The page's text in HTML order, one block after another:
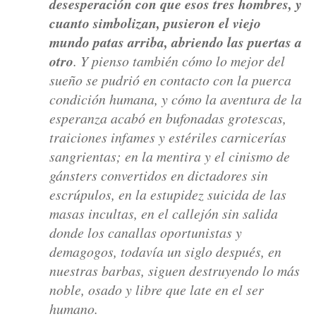
desesperación con que esos tres hombres, y
cuanto simbolizan, pusieron el viejo
mundo patas arriba, abriendo las puertas a
otro. Y pienso también cómo lo mejor del
sueño se pudrió en contacto con la puerca
condición humana, y cómo la aventura de la
esperanza acabó en bufonadas grotescas,
traiciones infames y estériles carnicerías
sangrientas; en la mentira y el cinismo de
gánsters convertidos en dictadores sin
escrúpulos, en la estupidez suicida de las
masas incultas, en el callejón sin salida
donde los canallas oportunistas y
demagogos, todavía un siglo después, en
nuestras barbas, siguen destruyendo lo más
noble, osado y libre que late en el ser
humano.